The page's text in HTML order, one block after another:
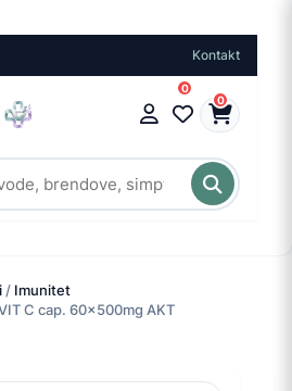
Kontakt
0
0
/ Imunitet
C cap. 60x500mg AKT